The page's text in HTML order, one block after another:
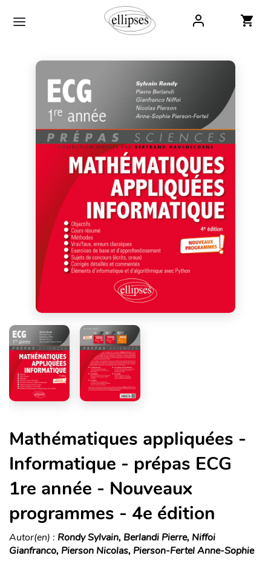
Mathématiques appliquées -
Informatique - prépas ECG
1re année - Nouveaux
programmes - 4e édition
Autor(en) : Rondy Sylvain, Berlandi Pierre, Niffoi
Gianfranco, Pierson Nicolas, Pierson-Fertel Anne-Sophie